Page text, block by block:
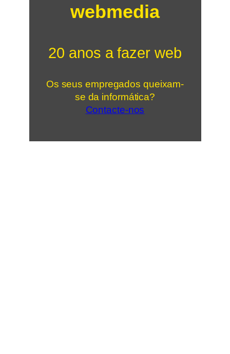
webmedia
20 anos a fazer web
Os seus empregados queixam-
se da informática?
Contacte-nos